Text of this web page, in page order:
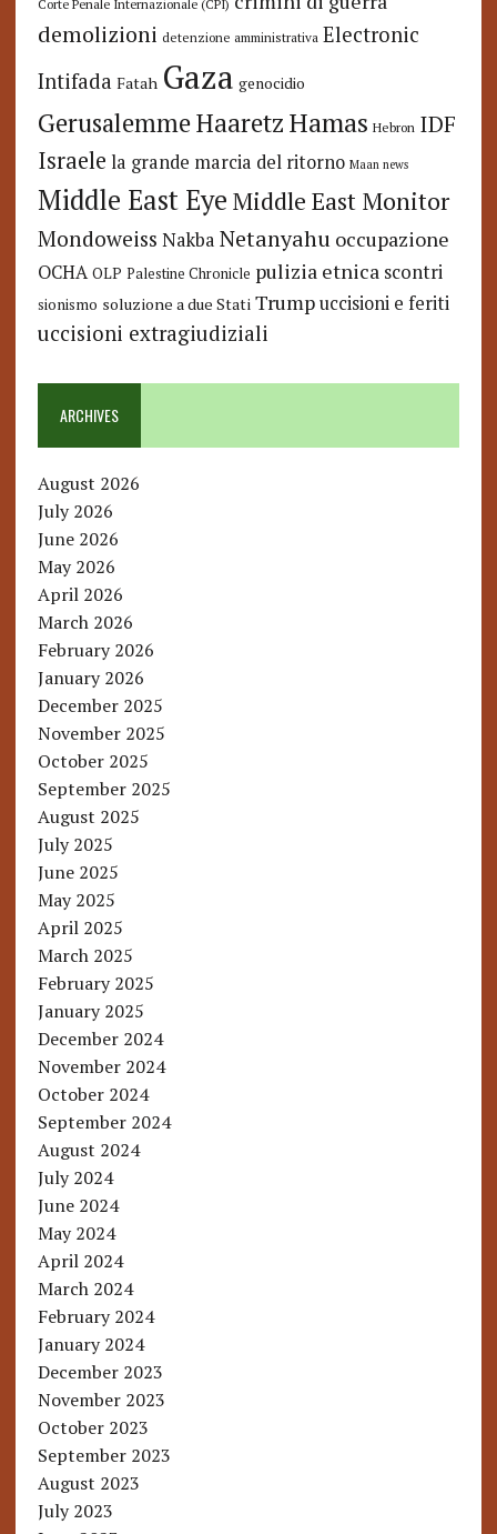
Corte Penale Internazionale (CPI)
demolizioni detenzione amministrativa Electronic
Intifada Fatah Gaza genocidio
GerusalemmeHaaretzHamas Hebron IDF
Israele la grande marcia del ritorno Maan news
Middle East Eye Middle East Monitor
Mondoweiss Nakba Netanyahu occupazione
OCHA OLP Palestine Chronicle pulizia etnica scontri
sionismo soluzione a due Stati Trump uccisioni e feriti
uccisioni extragiudiziali
ARCHIVES
August 2026
July 2026
June 2026
May 2026
April 2026
March 2026
February 2026
January 2026
December 2025
November 2025
October 2025
September 2025
August 2025
July 2025
June 2025
May 2025
April 2025
March 2025
February 2025
January 2025
December 2024
November 2024
October 2024
September 2024
August 2024
July 2024
June 2024
May 2024
April 2024
March 2024
February 2024
January 2024
December 2023
November 2023
October 2023
September 2023
August 2023
July 2023